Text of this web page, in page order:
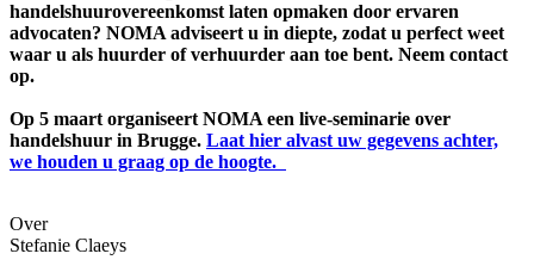
handelshuurovereenkomst laten opmaken door ervaren
advocaten? NOMA adviseert u in diepte, zodat u perfect weet
waar u als huurder of verhuurder aan toe bent. Neem contact
op.
Op 5 maart organiseert NOMA een live-seminarie over
handelshuur in Brugge. Laat hier alvast uw gegevens achter,
we houden u graag op de hoogte.
Over
Stefanie Claeys